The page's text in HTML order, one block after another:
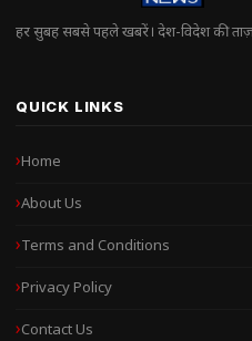
हर सुबह सबसे पहले खबरें। देश-विदेश की
QUICK LINKS
Home
About Us
Terms and Conditions
Privacy Policy
Contact Us